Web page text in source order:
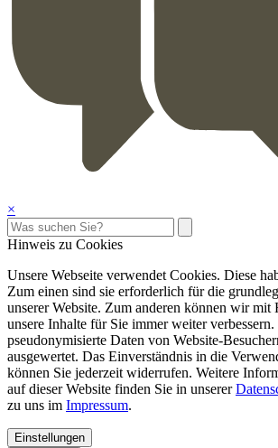
×
Hinweis zu Cookies
Unsere Webseite verwendet Cookies. Diese
Zum einen sind sie erforderlich für die
unserer Website. Zum anderen können wir mit
unsere Inhalte für Sie immer weiter
pseudonymisierte Daten von Website-
ausgewertet. Das Einverständnis in die
können Sie jederzeit widerrufen. Weitere
auf dieser Website finden Sie in unserer
zu uns im Impressum.
Einstellungen